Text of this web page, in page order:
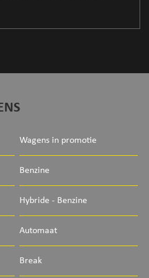
Wagens in promotie
Benzine
Hybride - Benzine
Automaat
Break